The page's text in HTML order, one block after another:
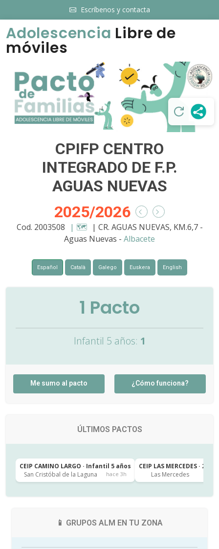
Escríbenos y contacta
Adolescencia Libre de
móviles
CPIFP CENTRO
INTEGRADO DE F.P.
AGUAS NUEVAS
2025/2026
Cod. 2003508 | 🗺️ | CR. AGUAS NUEVAS, KM.6,7 -
Aguas Nuevas - Albacete
Español Català Galego Euskera English
1 Pacto
Infantil 5 años: 1
Me sumo al pacto ¿Cómo funciona?
ÚLTIMOS PACTOS
CEIP CAMINO LARGO · Infantil 5 años
San Cristóbal de la Laguna
hace 3h
CEIP LAS MERCEDES · 2º
Las Mercedes
📱 GRUPOS ALM EN TU ZONA